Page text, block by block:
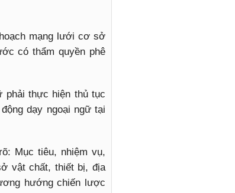
mạng lưới cơ sở
có thẩm quyền phê
phải thực hiện thủ tục
dạy ngoại ngữ tại
Mục tiêu, nhiệm vụ,
vật chất, thiết bị, địa
hướng chiến lược